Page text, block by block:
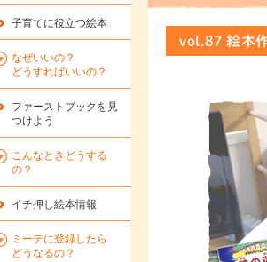
vol.87 絵本
子育てに役立つ絵本
なぜいいの？
どうすればいいの？
ファーストブックを 見
つけよう
こんなときどうする
の？
イチ押し絵本情報
ミーテに登録したら
どうなるの？